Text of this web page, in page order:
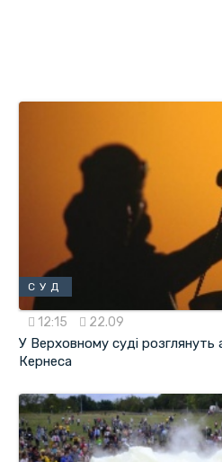
СУД
12:15 22.09
У Верховному суді розглянуть
Кернеса